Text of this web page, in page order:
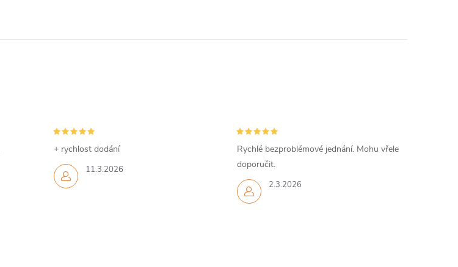
11.3.2026
+ rychlost dodání
2.3.2026
Rychlé bezproblémové jednání. Mohu vřele
doporučit.